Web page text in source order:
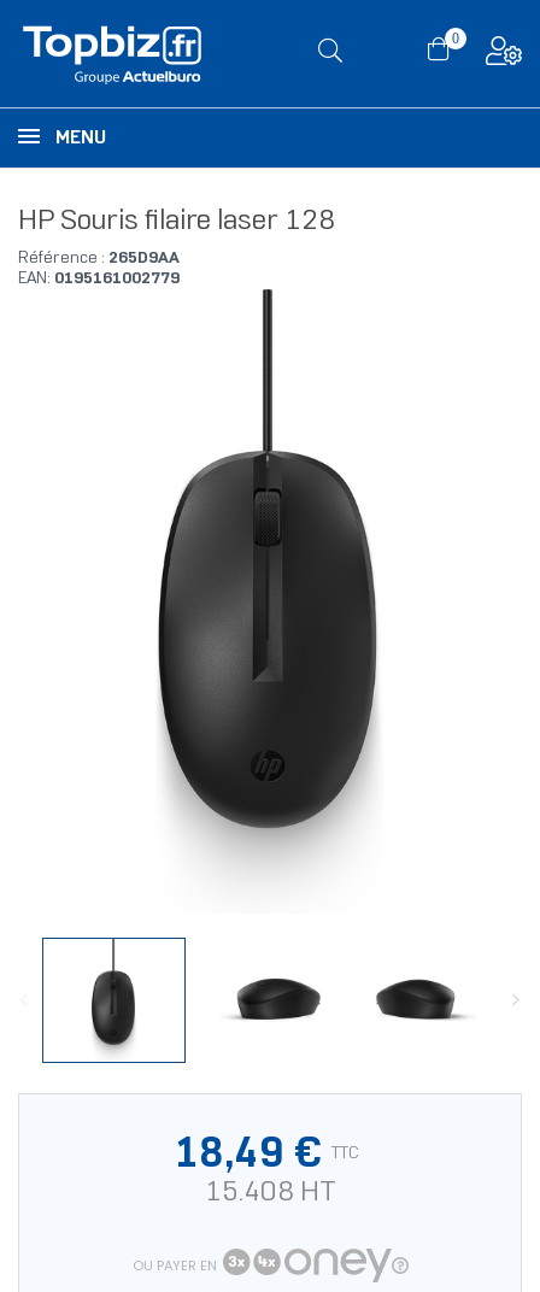
0
MENU
HP Souris filaire laser 128
Référence : 265D9AA
EAN: 0195161002779
18,49 € TTC
15.408 HT
OU PAYER EN